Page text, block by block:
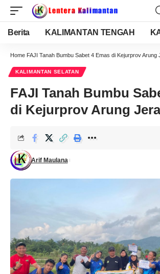
Berita KALIMANTAN TENGAH
Home FAJI Tanah Bumbu Sabet 4 Emas di Kejurprov Arung
KALIMANTAN SELATAN
FAJI Tanah Bumbu
di Kejurprov Arung
Arif Maulana